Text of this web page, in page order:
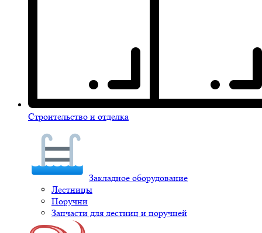
Строительство и отделка
Закладное оборудование
Лестницы
Поручни
Запчасти для лестниц и поручней